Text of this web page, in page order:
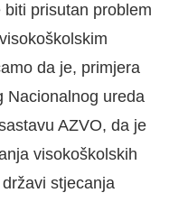
prisutan problem
da je, primjera
Nacionalnog ureda
AZVO, da je
visokoškolskih
stjecanja